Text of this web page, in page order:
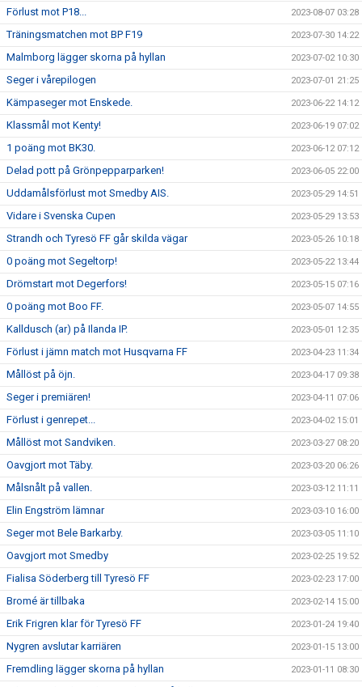
Förlust mot P18... 2023-08-07 03:28
Träningsmatchen mot BP F19 2023-07-30 14:22
Malmborg lägger skorna på hyllan 2023-07-02 10:30
Seger i vårepilogen 2023-07-01 21:25
Kämpaseger mot Enskede. 2023-06-22 14:12
Klassmål mot Kenty! 2023-06-19 07:02
1 poäng mot BK30. 2023-06-12 07:12
Delad pott på Grönpepparparken! 2023-06-05 22:00
Uddamålsförlust mot Smedby AIS. 2023-05-29 14:51
Vidare i Svenska Cupen 2023-05-29 13:53
Strandh och Tyresö FF går skilda vägar 2023-05-26 10:18
0 poäng mot Segeltorp! 2023-05-22 13:44
Drömstart mot Degerfors! 2023-05-15 07:16
0 poäng mot Boo FF. 2023-05-07 14:55
Kalldusch (ar) på Ilanda IP. 2023-05-01 12:35
Förlust i jämn match mot Husqvarna FF 2023-04-23 11:34
Mållöst på öjn. 2023-04-17 09:38
Seger i premiären! 2023-04-11 07:06
Förlust i genrepet... 2023-04-02 15:01
Mållöst mot Sandviken. 2023-03-27 08:20
Oavgjort mot Täby. 2023-03-20 06:26
Målsnålt på vallen. 2023-03-12 11:11
Elin Engström lämnar 2023-03-10 16:00
Seger mot Bele Barkarby. 2023-03-05 11:10
Oavgjort mot Smedby 2023-02-25 19:52
Fialisa Söderberg till Tyresö FF 2023-02-23 17:00
Bromé är tillbaka 2023-02-14 15:00
Erik Frigren klar för Tyresö FF 2023-01-24 19:40
Nygren avslutar karriären 2023-01-15 13:00
Fremdling lägger skorna på hyllan 2023-01-11 08:30